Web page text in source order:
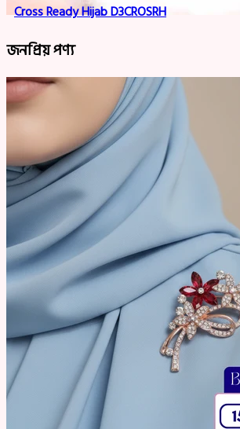
Cross Ready Hijab D3CROSRH
জনপ্রিয় পণ্য